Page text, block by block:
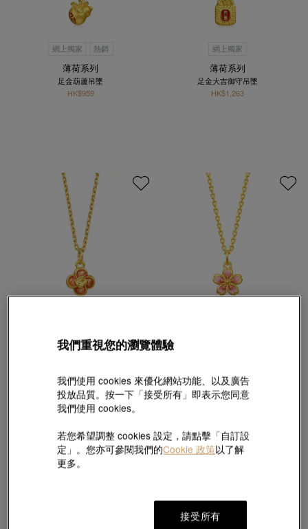
網上獨家 熱銷
薄荷系列
足金葫蘆吊墜
HK$959
網上獨家
薄荷系列
足金大吉御守吊墜
HK$1,263
薄荷系列
足金如意四葉草吊墜
我們重視您的瀏覽體驗
我們使用 cookies 來優化網站功能、以及廣告
投放品質。按一下「接受所有」即表示您同意
我們使用 cookies。
若您希望調整 cookies 設定，請點擊「自訂設
定」。您亦可參閱我們的Cookie 政策以了解
更多。
接受所有